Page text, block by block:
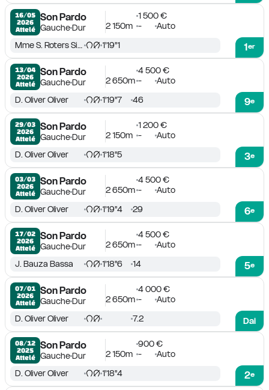
16/05
2026
Attelé
Son Pardo
GaucheDur
1 500 €
2 150m - Auto
1er
Mme S. Roters Sintes 1'19''1
13/04
2026
Attelé
Son Pardo
GaucheDur
4 500 €
2 650m - Auto
9e
D. Oliver Oliver 1'19''7 46
29/03
2026
Attelé
Son Pardo
GaucheDur
1 200 €
2 150m - Auto
3e
D. Oliver Oliver 1'18''5
03/03
2026
Attelé
Son Pardo
GaucheDur
4 500 €
2 650m - Auto
6e
D. Oliver Oliver 1'19''4 29
17/02
2026
Attelé
Son Pardo
GaucheDur
4 500 €
2 650m - Auto
5e
J. Bauza Bassa 1'18''6 14
07/01
2026
Attelé
Son Pardo
GaucheDur
4 000 €
2 650m -
Auto
Dai
D. Oliver Oliver 7.2
08/12
2025
Attelé
Son Pardo
GaucheDur
900 €
2 150m - Auto
2e
D. Oliver Oliver 1'18''4